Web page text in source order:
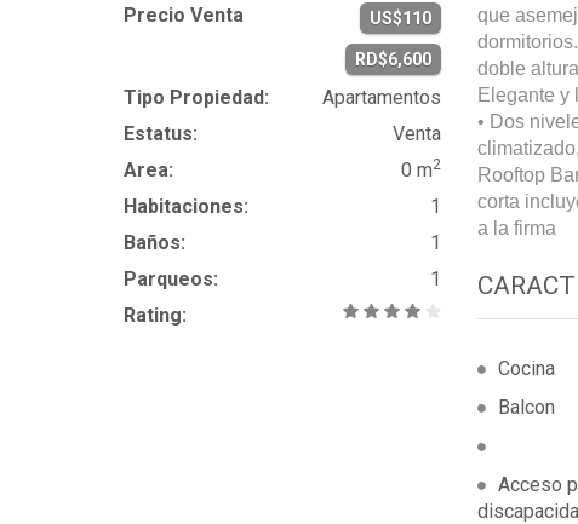
Precio Venta
US$110
RD$6,600
Tipo Propiedad:
Apartamentos
Estatus:
Venta
Area:
0 m2
Habitaciones:
1
Baños:
1
Parqueos:
1
Rating:
que
doble
Elegante y
• Dos
Rooftop
corta
a la firma
Cocina
Balcon
Acceso